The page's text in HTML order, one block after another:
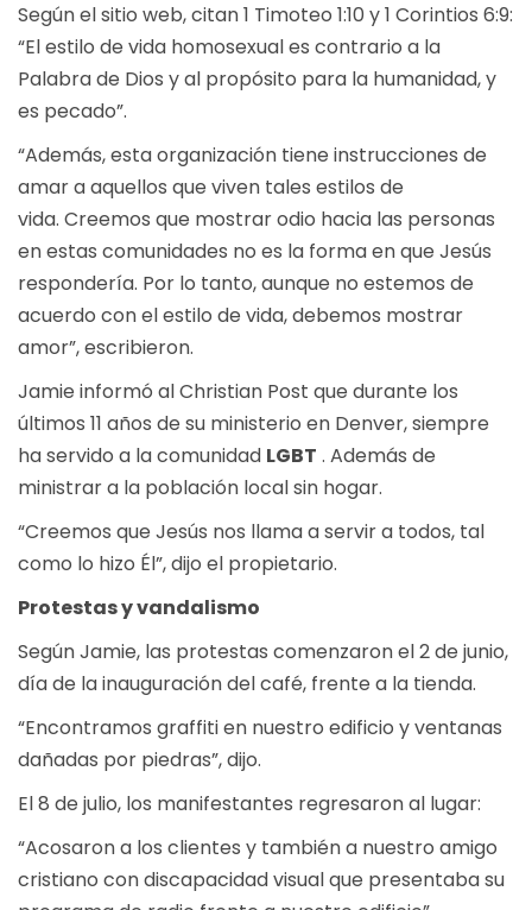
Según el sitio web, citan 1 Timoteo 1:10 y 1 Corintios 6:9:
“El estilo de vida homosexual es contrario a la
Palabra de Dios y al propósito para la humanidad, y
es pecado”.
“Además, esta organización tiene instrucciones de
amar a aquellos que viven tales estilos de
vida. Creemos que mostrar odio hacia las personas
en estas comunidades no es la forma en que Jesús
respondería. Por lo tanto, aunque no estemos de
acuerdo con el estilo de vida, debemos mostrar
amor”, escribieron.
Jamie informó al Christian Post que durante los
últimos 11 años de su ministerio en Denver, siempre
ha servido a la comunidad LGBT . Además de
ministrar a la población local sin hogar.
“Creemos que Jesús nos llama a servir a todos, tal
como lo hizo Él”, dijo el propietario.
Protestas y vandalismo
Según Jamie, las protestas comenzaron el 2 de junio,
día de la inauguración del café, frente a la tienda.
“Encontramos graffiti en nuestro edificio y ventanas
dañadas por piedras”, dijo.
El 8 de julio, los manifestantes regresaron al lugar:
“Acosaron a los clientes y también a nuestro amigo
cristiano con discapacidad visual que presentaba su